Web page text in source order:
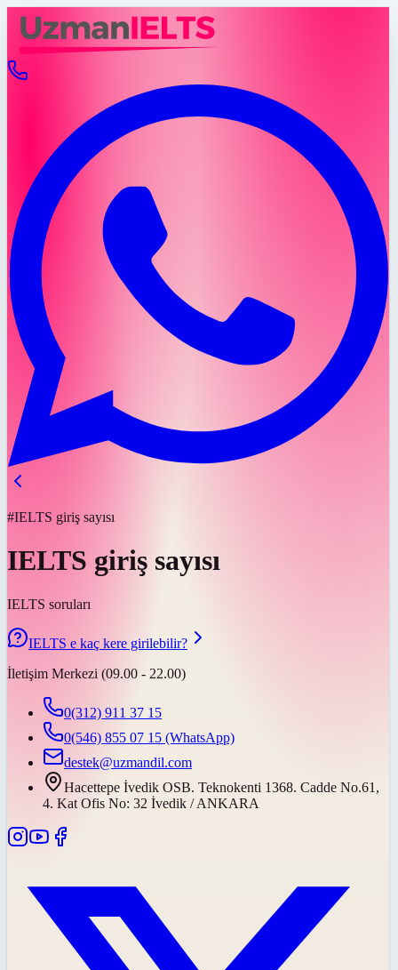
#IELTS giriş sayısı
IELTS giriş sayısı
IELTS soruları
IELTS e kaç kere girilebilir?
İletişim Merkezi (09.00 - 22.00)
0(312) 911 37 15
0(546) 855 07 15 (WhatsApp)
destek@uzmandil.com
Hacettepe İvedik OSB. Teknokenti 1368. Cadde No.61,
4. Kat Ofis No: 32 İvedik / ANKARA